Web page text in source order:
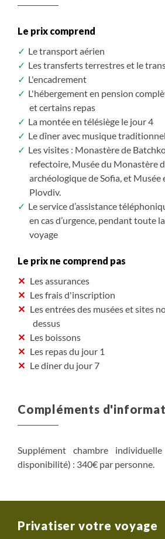
Le prix comprend
Le transport aérien
Les transferts terrestres et le
L'encadrement
L'hébergement en pension
et certains repas
La montée en télésiège le jour 4
Le dîner avec musique
Les visites : Monastère de
refectoire, Musée du Monastère
archéologique de Sofia, et
Plovdiv.
Le service d’assistance
en cas d’urgence, pendant toute
voyage
Le prix ne comprend pas
Les assurances
Les frais d'inscription
Les entrées des musées et sites
dessus
Les boissons
Les repas du jour 1
Le diner du jour 7
Compléments
Supplément chambre
disponibilité) : 340€ par personne.
Privatiser votre voyage